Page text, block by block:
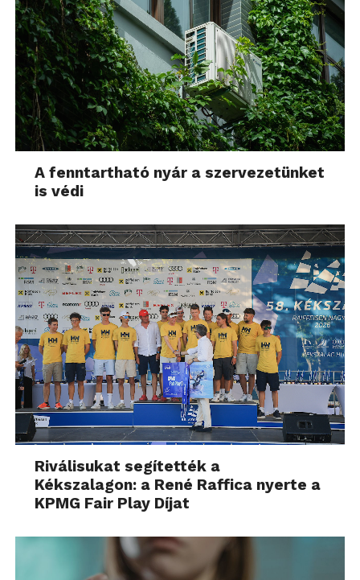
A fenntartható nyár a szervezetünket
is védi
Riválisukat segítették a
Kékszalagon: a René Raffica nyerte a
KPMG Fair Play Díjat